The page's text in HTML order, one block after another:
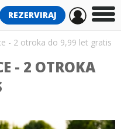
REZERVIRAJ
- 2 otroka do 9,99 let gratis
- 2 OTROKA